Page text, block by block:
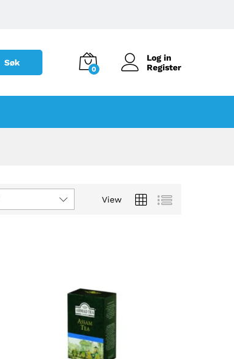
Søk
0
Log in
Register
View